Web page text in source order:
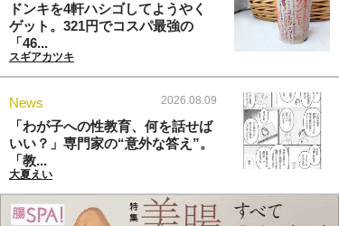
ドンキを4軒ハシゴしてようやく
ゲット。321円でコスパ最強の
「46...
スギアカツキ
News 2026.08.09
「わが子への性教育、何を話せば
いい？」専門家の“意外な答え”。
「教...
大夏えい